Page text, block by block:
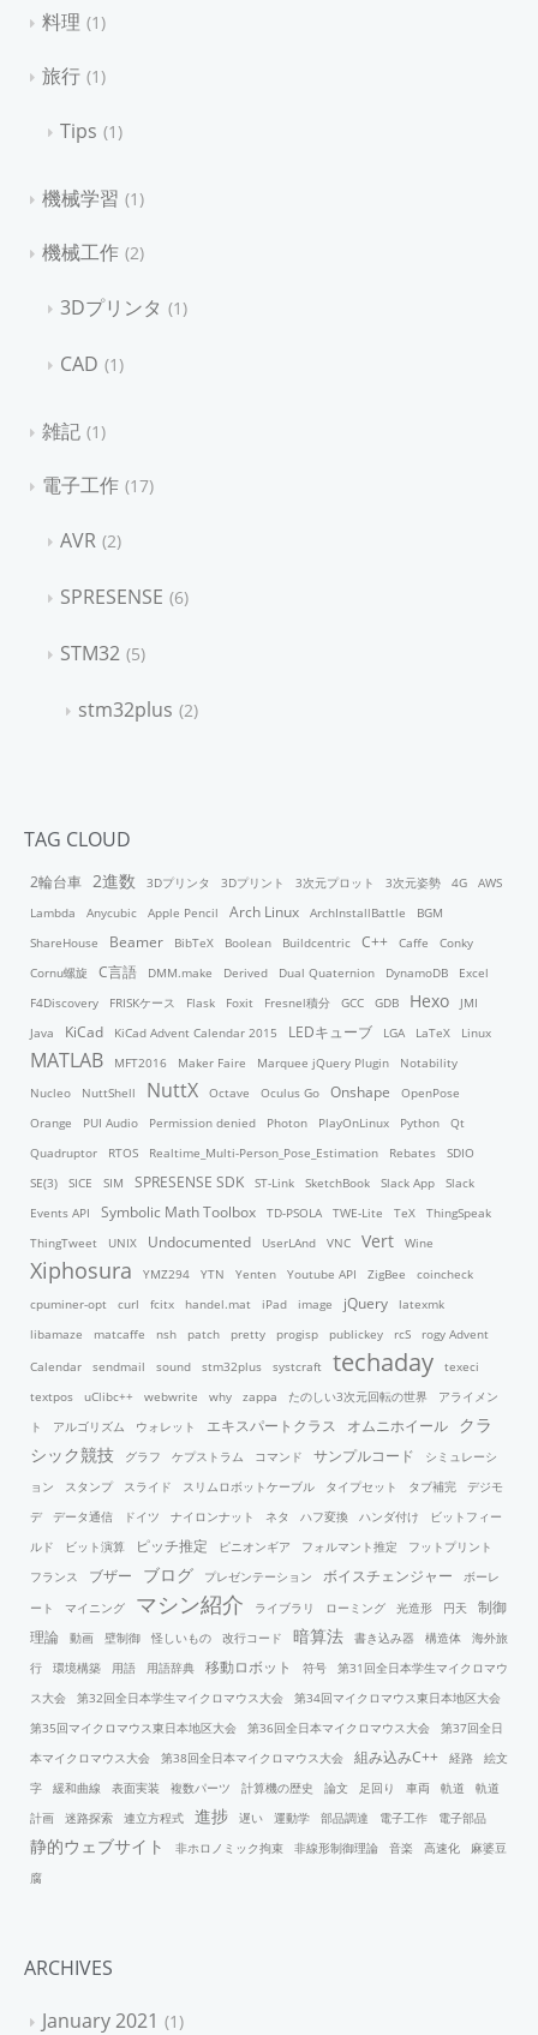
料理 1
旅行 1
Tips 1
機械学習 1
機械工作 2
3Dプリンタ 1
CAD 1
雑記 1
電子工作 17
AVR 2
SPRESENSE 6
STM32 5
stm32plus 2
TAG CLOUD
2輪台車 2進数 3Dプリンタ 3Dプリント 3次元プロット 3次元姿勢 4G
AWS
Lambda
Anycubic Apple Pencil Arch Linux ArchInstallBattle
BGM
ShareHouse
Beamer BibTeX Boolean Buildcentric C++ Caffe
Conky
Cornu螺旋
C言語 DMM.make Derived Dual Quaternion DynamoDB
Excel
F4Discovery
FRISKケース Flask Foxit Fresnel積分 GCC GDB Hexo
JMI
Java
KiCad KiCad Advent Calendar 2015 LEDキューブ LGA LaTeX Linux
MATLAB MFT2016 Maker Faire Marquee jQuery Plugin
Notability
Nucleo
NuttShell NuttX Octave Oculus Go Onshape
OpenPose
Orange
PUI Audio Permission denied Photon PlayOnLinux Python
Qt
Quadruptor
RTOS Realtime_Multi-Person_Pose_Estimation Rebates
SDIO
SE(3)
SICE SIM SPRESENSE SDK ST-Link SketchBook Slack App
Slack
Events API
Symbolic Math Toolbox TD-PSOLA TWE-Lite TeX
ThingSpeak
ThingTweet
UNIX Undocumented UserLAnd VNC Vert Wine
Xiphosura YMZ294 YTN Yenten Youtube API ZigBee
coincheck
cpuminer-opt
curl fcitx handel.mat iPad image jQuery
latexmk
libamaze
matcaffe nsh patch pretty progisp publickey rcS
rogy Advent
Calendar
sendmail sound stm32plus systcraft techaday
texeci
textpos
uClibc++ webwrite why zappa たのしい3次元回転の世界
アライメン
ト
アルゴリズム ウォレット エキスパートクラス オムニホイール クラ
シック競技
グラフ ケプストラム コマンド サンプルコード
シミュレーシ
ョン
スタンプ スライド スリムロボットケーブル タイプセット タブ補完
デジモ
デ
データ通信 ドイツ ナイロンナット ネタ ハフ変換 ハンダ付け
ビットフィー
ルド
ビット演算 ピッチ推定 ピニオンギア フォルマント推定
フットプリント
フランス
ブザー ブログ プレゼンテーション ボイスチェンジャー
ボーレ
ート
マイニング マシン紹介 ライブラリ ローミング 光造形 円天
制御
理論
動画 壁制御 怪しいもの 改行コード 暗算法 書き込み器 構造体
海外旅
行
環境構築 用語 用語辞典 移動ロボット 符号
第31回全日本学生マイクロマウ
ス大会
第32回全日本学生マイクロマウス大会
第34回マイクロマウス東日本地区大会
第35回マイクロマウス東日本地区大会
第36回全日本マイクロマウス大会
第37回全日
本マイクロマウス大会
第38回全日本マイクロマウス大会 組み込みC++ 経路
絵文
字
緩和曲線 表面実装 複数パーツ 計算機の歴史 論文 足回り 車両 軌道
軌道
計画
迷路探索 連立方程式 進捗 遅い 運動学 部品調達 電子工作 電子部品
静的ウェブサイト 非ホロノミック拘束 非線形制御理論 音楽 高速化
麻婆豆
腐
ARCHIVES
January 2021
1